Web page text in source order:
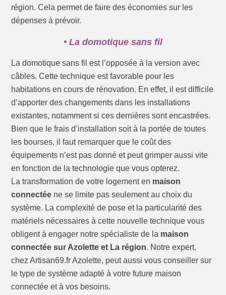
région. Cela permet de faire des économies sur les
dépenses à prévoir.
• La domotique sans fil
La domotique sans fil est l’opposée à la version avec
câbles. Cette technique est favorable pour les
habitations en cours de rénovation. En effet, il est difficile
d’apporter des changements dans les installations
existantes, notamment si ces dernières sont encastrées.
Bien que le frais d’installation soit à la portée de toutes
les bourses, il faut remarquer que le coût des
équipements n’est pas donné et peut grimper aussi vite
en fonction de la technologie que vous opterez.
La transformation de votre logement en maison
connectée ne se limite pas seulement au choix du
système. La complexité de pose et la particularité des
matériels nécessaires à cette nouvelle technique vous
obligent à engager notre spécialiste de la maison
connectée sur Azolette et La région. Notre expert,
chez Artisan69.fr Azolette, peut aussi vous conseiller sur
le type de système adapté à votre future maison
connectée et à vos besoins.